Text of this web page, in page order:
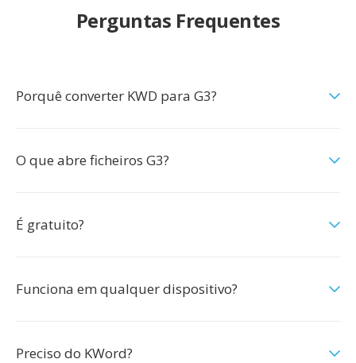
Perguntas Frequentes
Porquê converter KWD para G3?
O que abre ficheiros G3?
É gratuito?
Funciona em qualquer dispositivo?
Preciso do KWord?